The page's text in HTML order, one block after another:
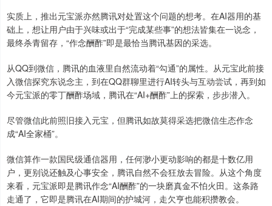
实质上，推出元宝派亦然腾讯对处置这个问题的想考。在AI器用的基
础上，想让用户由于兴味或出于“完成某些事”的想法皆集在一说念，
最终杀青留存，“作念酬酢”即是最恰当腾讯基因的采选。
从QQ到微信，腾讯的血液里自然流动着“勾通”的属性。从元宝此前接
入微信探究东说念主，到在QQ群聊里进行AI转头与互动尝试，再到如
今元宝派的零丁酬酢场域，腾讯在“AI+酬酢”上的探索，步步潜入。
尽管微信此前照旧接入元宝，但腾讯如故莫得采选把微信生态作念
成“AI全家桶”。
微信算作一款国民级通信器用，任何渺小更动影响的都是十数亿用
户，更别说还触及心事安全，腾讯自然不会狂放去冒险。从这个角度
来看，元宝派即是腾讯作念“AI酬酢”的一块磨真金不怕火田。这条路
走通了，它即是腾讯在AI期间的护城河，走欠亨也能积攒教会。